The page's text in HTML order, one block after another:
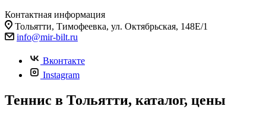
Контактная информация
Тольятти, Тимофеевка, ул. Октябрьская, 148Е/1
info@mir-bilt.ru
Вконтакте
Instagram
Теннис в Тольятти, каталог, цены